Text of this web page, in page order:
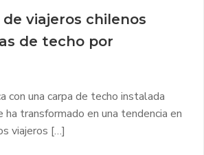
viajeros chilenos
de techo por
con una carpa de techo instalada
transformado en una tendencia en
viajeros […]